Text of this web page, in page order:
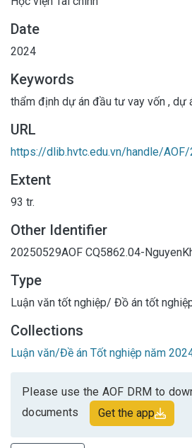
Date
2024
Keywords
thẩm định dự án đầu tư vay vốn , dự
URL
https://dlib.hvtc.edu.vn/handle/
Extent
93 tr.
Other Identifier
20250529AOF CQ5862.04-
Type
Luận văn tốt nghiệp/ Đồ án tốt
Collections
Luận văn/Đề án Tốt nghiệp năm
Please use the AOF DRM to
documents
Get the app